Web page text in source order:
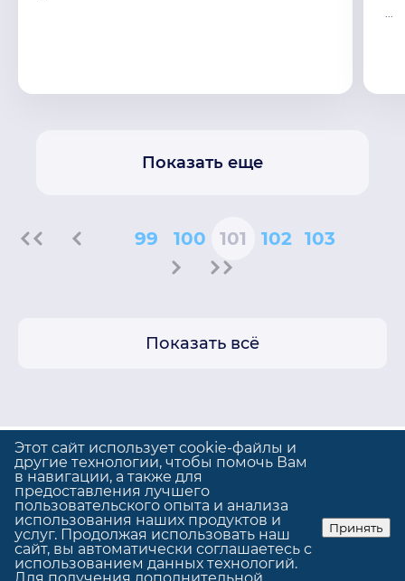
Показать еще
99 100 101 102 103
Показать всё
Политика конфиденциальности
Использование cookie
© GrandUp | Сделано вGrandUp
Этот сайт использует cookie-файлы и
другие технологии, чтобы помочь Вам
в навигации, а также для
предоставления лучшего
пользовательского опыта и анализа
использования наших продуктов и
услуг. Продолжая использовать наш
сайт, вы автоматически соглашаетесь с
использованием данных технологий.
Принять